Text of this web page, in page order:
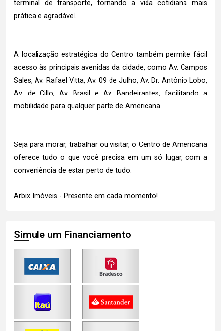
terminal de transporte, tornando a vida cotidiana mais
prática e agradável.
A localização estratégica do Centro também permite fácil
acesso às principais avenidas da cidade, como Av. Campos
Sales, Av. Rafael Vitta, Av. 09 de Julho, Av. Dr. Antônio Lobo,
Av. de Cillo, Av. Brasil e Av. Bandeirantes, facilitando a
mobilidade para qualquer parte de Americana.
Seja para morar, trabalhar ou visitar, o Centro de Americana
oferece tudo o que você precisa em um só lugar, com a
conveniência de estar perto de tudo.
Arbix Imóveis - Presente em cada momento!
Simule um Financiamento